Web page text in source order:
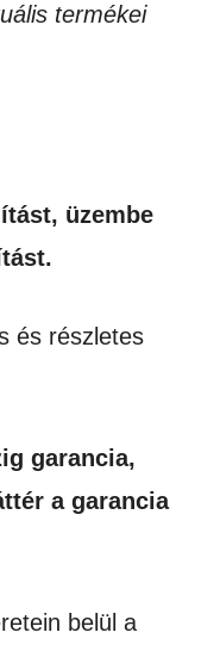
termékei
üzembe
és részletes
garancia,
a garancia
belül a